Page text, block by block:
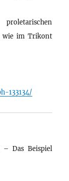
wie im Trikont
133134/
Das Beispiel